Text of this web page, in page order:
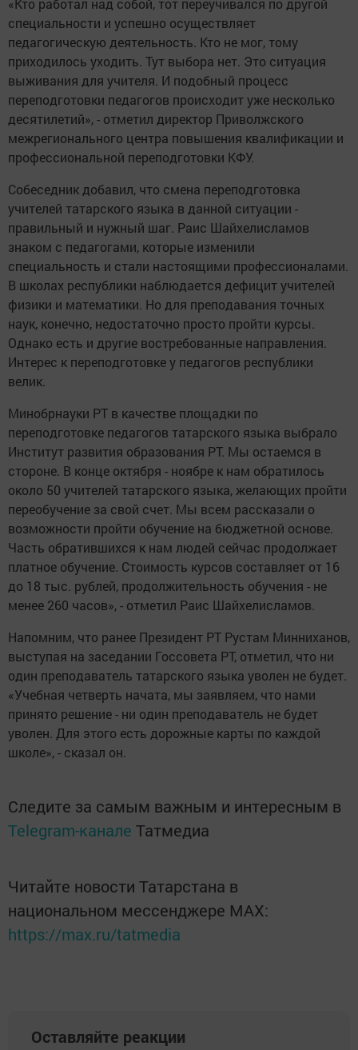
«Кто работал над собой, тот переучивался по другой
специальности и успешно осуществляет
педагогическую деятельность. Кто не мог, тому
приходилось уходить. Тут выбора нет. Это ситуация
выживания для учителя. И подобный процесс
переподготовки педагогов происходит уже несколько
десятилетий», - отметил директор Приволжского
межрегионального центра повышения квалификации и
профессиональной переподготовки КФУ.
Собеседник добавил, что смена переподготовка
учителей татарского языка в данной ситуации -
правильный и нужный шаг. Раис Шайхелисламов
знаком с педагогами, которые изменили
специальность и стали настоящими профессионалами.
В школах республики наблюдается дефицит учителей
физики и математики. Но для преподавания точных
наук, конечно, недостаточно просто пройти курсы.
Однако есть и другие востребованные направления.
Интерес к переподготовке у педагогов республики
велик.
Минобрнауки РТ в качестве площадки по
переподготовке педагогов татарского языка выбрало
Институт развития образования РТ. Мы остаемся в
стороне. В конце октября - ноябре к нам обратилось
около 50 учителей татарского языка, желающих пройти
переобучение за свой счет. Мы всем рассказали о
возможности пройти обучение на бюджетной основе.
Часть обратившихся к нам людей сейчас продолжает
платное обучение. Стоимость курсов составляет от 16
до 18 тыс. рублей, продолжительность обучения - не
менее 260 часов», - отметил Раис Шайхелисламов.
Напомним, что ранее Президент РТ Рустам Минниханов,
выступая на заседании Госсовета РТ, отметил, что ни
один преподаватель татарского языка уволен не будет.
«Учебная четверть начата, мы заявляем, что нами
принято решение - ни один преподаватель не будет
уволен. Для этого есть дорожные карты по каждой
школе», - сказал он.
Следите за самым важным и интересным в
Telegram-канале Татмедиа
Читайте новости Татарстана в
национальном мессенджере MАХ:
https://max.ru/tatmedia
Оставляйте реакции